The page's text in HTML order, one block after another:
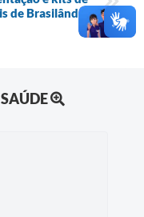
de Brasilândia
SAÚDE